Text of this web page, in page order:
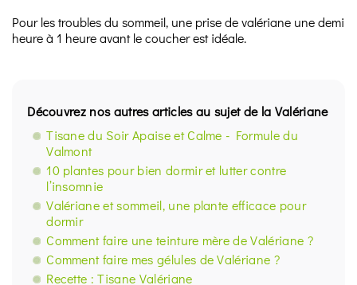
Pour les troubles du sommeil, une prise de valériane une demi
heure à 1 heure avant le coucher est idéale.
Découvrez nos autres articles au sujet de la Valériane
Tisane du Soir Apaise et Calme - Formule du
Valmont
10 plantes pour bien dormir et lutter contre
l’insomnie
Valériane et sommeil, une plante efficace pour
dormir
Comment faire une teinture mère de Valériane ?
Comment faire mes gélules de Valériane ?
Recette : Tisane Valériane